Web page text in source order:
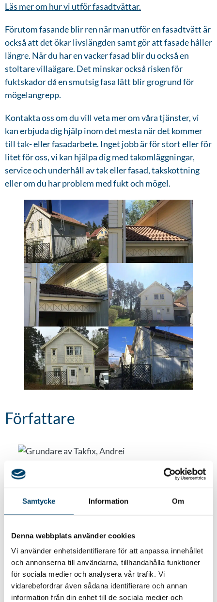
Samtycke Information Om
Denna webbplats använder cookies
Vi använder enhetsidentifierare för att anpassa innehållet
och annonserna till användarna, tillhandahålla funktioner
för sociala medier och analysera vår trafik. Vi
vidarebefordrar även sådana identifierare och annan
information från din enhet till de sociala medier och
Läs mer om hur vi utför fasadtvättar.
Förutom fasande blir ren när man utför en fasadtvätt är
också att det ökar livslängden samt gör att fasade håller
längre. När du har en vacker fasad blir du också en
stoltare villaägare. Det minskar också risken för
fuktskador då en smutsig fasa lätt blir grogrund för
mögelangrepp.
Kontakta oss om du vill veta mer om våra tjänster, vi
kan erbjuda dig hjälp inom det mesta när det kommer
till tak- eller fasadarbete. Inget jobb är för stort eller för
litet för oss, vi kan hjälpa dig med takomläggningar,
service och underhåll av tak eller fasad, takskottning
eller om du har problem med fukt och mögel.
Författare
Andrei Adzinets
VD Takfix
Tillbaka till alla referenser